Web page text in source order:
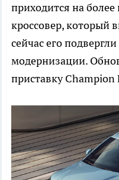
приходится на
кроссовер, который
сейчас его
модернизации.
приставку Champion